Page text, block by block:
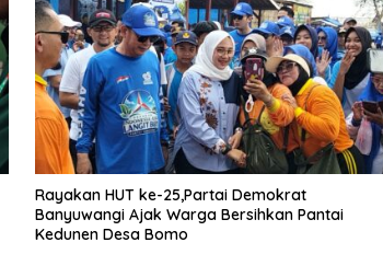
Rayakan HUT ke-25,Partai Demokrat
Banyuwangi Ajak Warga Bersihkan Pantai
Kedunen Desa Bomo